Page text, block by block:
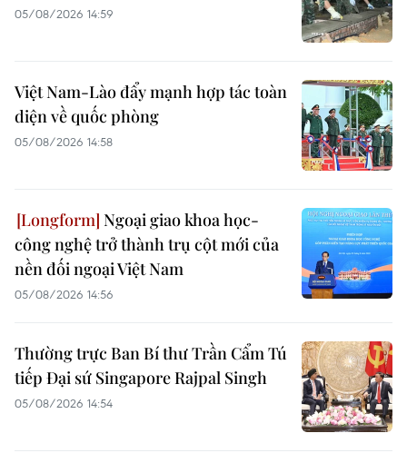
05/08/2026 14:59
Việt Nam-Lào đẩy mạnh hợp tác toàn
diện về quốc phòng
05/08/2026 14:58
Ngoại giao khoa học-
công nghệ trở thành trụ cột mới của
nền đối ngoại Việt Nam
05/08/2026 14:56
Thường trực Ban Bí thư Trần Cẩm Tú
tiếp Đại sứ Singapore Rajpal Singh
05/08/2026 14:54